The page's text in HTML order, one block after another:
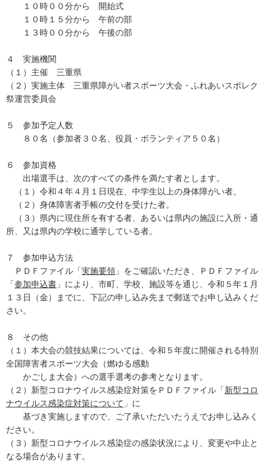
１０時００分から 開始式
１０時１５分から 午前の部
１３時００分から 午後の部
４ 実施機関
（１）主催 三重県
（２）実施主体 三重県障がい者スポーツ大会・ふれあいスポレク
祭運営委員会
５ 参加予定人数
８０名（参加者３０名、役員・ボランティア５０名）
６ 参加資格
出場選手は、次のすべての条件を満たす者とします。
（１）令和４年４月１日現在、中学生以上の身体障がい者。
（２）身体障害者手帳の交付を受けた者。
（３）県内に現住所を有する者、あるいは県内の施設に入所・通
所、又は県内の学校に通学している者。
７ 参加申込方法
ＰＤＦファイル「実施要領 」をご確認いただき、ＰＤＦファイル
「参加申込書 」により、市町、学校、施設等を通じ、令和５年１月
１３日（金）までに、下記の申し込み先まで郵送でお申し込みくだ
さい。
８ その他
（１）本大会の競技結果については、令和５年度に開催される特別
全国障害者スポーツ大会（燃ゆる感動
かごしま大会）への選手選考の参考となります。
（２）新型コロナウイルス感染症対策をＰＤＦファイル「新型コロ
ナウイルス感染症対策について 」に
基づき実施しますので、ご了承いただいたうえでお申し込みく
ださい。
（３）新型コロナウイルス感染症の感染状況により、変更や中止と
なる場合があります。